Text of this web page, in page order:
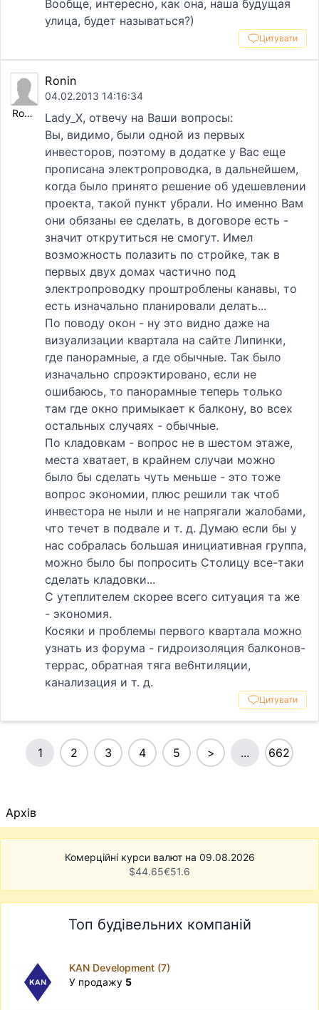
Вообще, интересно, как она, наша будущая
улица, будет называться?)
Цитувати
Ronin
Ronin
04.02.2013 14:16:34
Lady_X, отвечу на Ваши вопросы:
Вы, видимо, были одной из первых
инвесторов, поэтому в додатке у Вас еще
прописана электропроводка, в дальнейшем,
когда было принято решение об удешевлении
проекта, такой пункт убрали. Но именно Вам
они обязаны ее сделать, в договоре есть -
значит открутиться не смогут. Имел
возможность полазить по стройке, так в
первых двух домах частично под
электропроводку проштроблены канавы, то
есть изначально планировали делать...
По поводу окон - ну это видно даже на
визуализации квартала на сайте Липинки,
где панорамные, а где обычные. Так было
изначально спроэктировано, если не
ошибаюсь, то панорамные теперь только
там где окно примыкает к балкону, во всех
остальных случаях - обычные.
По кладовкам - вопрос не в шестом этаже,
места хватает, в крайнем случаи можно
было бы сделать чуть меньше - это тоже
вопрос экономии, плюс решили так чтоб
инвестора не ныли и не напрягали жалобами,
что течет в подвале и т. д. Думаю если бы у
нас собралась большая инициативная группа,
можно было бы попросить Столицу все-таки
сделать кладовки...
С утеплителем скорее всего ситуация та же
- экономия.
Косяки и проблемы первого квартала можно
узнать из форума - гидроизоляция балконов-
террас, обратная тяга ве6нтиляции,
канализация и т. д.
Цитувати
1 2 3 4 5 > ... 662
Архів
Комерційні курси валют на 09.08.2026
$44.65€51.6
Топ будівельних компаній
KAN Development (7)
У продажу 5